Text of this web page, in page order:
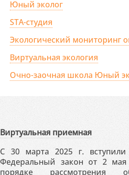
Юный эколог
STA-студия
Экологический мониторинг
Виртуальная экология
Очно-заочная школа Юный
Виртуальная приемная
С 30 марта 2025 г.
Федеральный закон от 2
порядке рассмотрения